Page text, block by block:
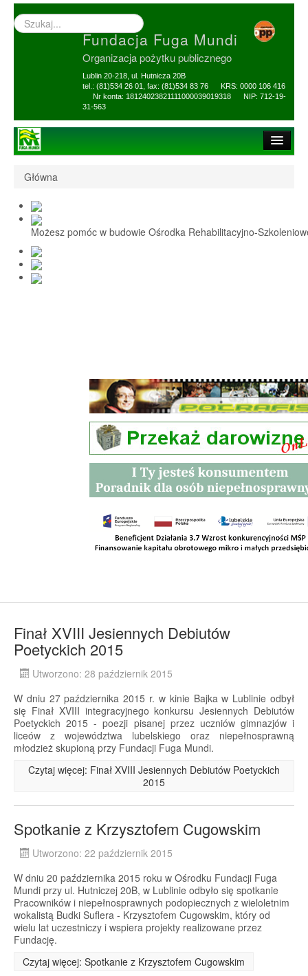
Wyszukiwarka
–
Fundacja Fuga Mundi
Organizacja pożytku publicznego
Lublin 20-218, ul. Hutnicza 20B
tel.: (81)534 26 01, fax: (81)534 83 76 KRS: 0000 106 416
Nr konta: 18124023821111000039019318 NIP: 712-19-
31-563
1,5% i darowizny
Nasi Beneficjenci
Ośrodek Reh-Szkol
Sprawozdania
Główna
Możesz pomóc w budowie Ośrodka Rehabilitacyjno-
Finał XVIII Jesiennych Debiutów
Poetyckich 2015
Utworzono: 28 październik 2015
W dniu 27 października 2015 r. w kinie Bajka w Lublinie odbył
się Finał XVIII integracyjnego konkursu Jesiennych Debiutów
Poetyckich 2015 - poezji pisanej przez uczniów gimnazjów i
liceów z województwa lubelskiego oraz niepełnosprawną
młodzież skupioną przy Fundacji Fuga Mundi.
Czytaj więcej: Finał XVIII Jesiennych Debiutów Poetyckich
2015
Spotkanie z Krzysztofem Cugowskim
Utworzono: 22 październik 2015
W dniu 20 października 2015 roku w Ośrodku Fundacji Fuga
Mundi przy ul. Hutniczej 20B, w Lublinie odbyło się spotkanie
Pracowników i niepełnosprawnych podopiecznych z wieloletnim
wokalistą Budki Suflera - Krzysztofem Cugowskim, który od
wielu lat uczestniczy i wspiera projekty realizowane przez
Fundację.
Czytaj więcej: Spotkanie z Krzysztofem Cugowskim